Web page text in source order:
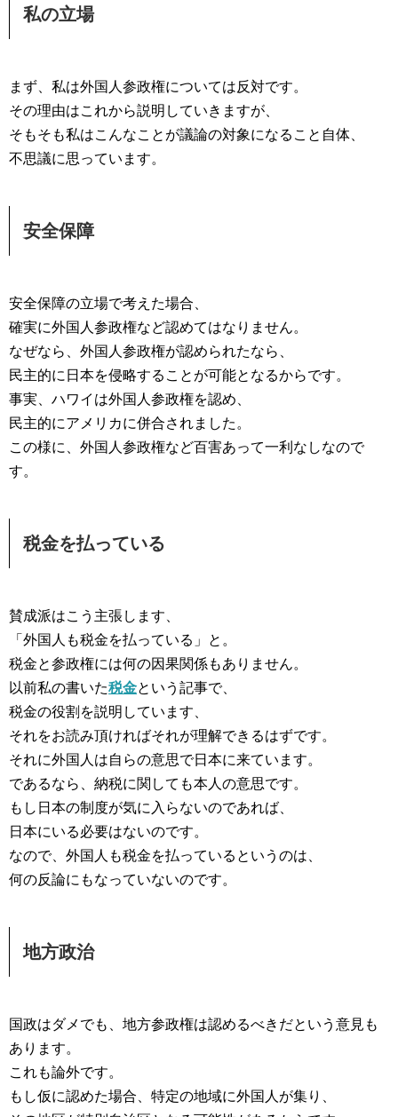
私の立場
まず、私は外国人参政権については反対です。
その理由はこれから説明していきますが、
そもそも私はこんなことが議論の対象になること自体、
不思議に思っています。
安全保障
安全保障の立場で考えた場合、
確実に外国人参政権など認めてはなりません。
なぜなら、外国人参政権が認められたなら、
民主的に日本を侵略することが可能となるからです。
事実、ハワイは外国人参政権を認め、
民主的にアメリカに併合されました。
この様に、外国人参政権など百害あって一利なしなので
す。
税金を払っている
賛成派はこう主張します、
「外国人も税金を払っている」と。
税金と参政権には何の因果関係もありません。
以前私の書いた税金という記事で、
税金の役割を説明しています、
それをお読み頂ければそれが理解できるはずです。
それに外国人は自らの意思で日本に来ています。
であるなら、納税に関しても本人の意思です。
もし日本の制度が気に入らないのであれば、
日本にいる必要はないのです。
なので、外国人も税金を払っているというのは、
何の反論にもなっていないのです。
地方政治
国政はダメでも、地方参政権は認めるべきだという意見も
あります。
これも論外です。
もし仮に認めた場合、特定の地域に外国人が集り、